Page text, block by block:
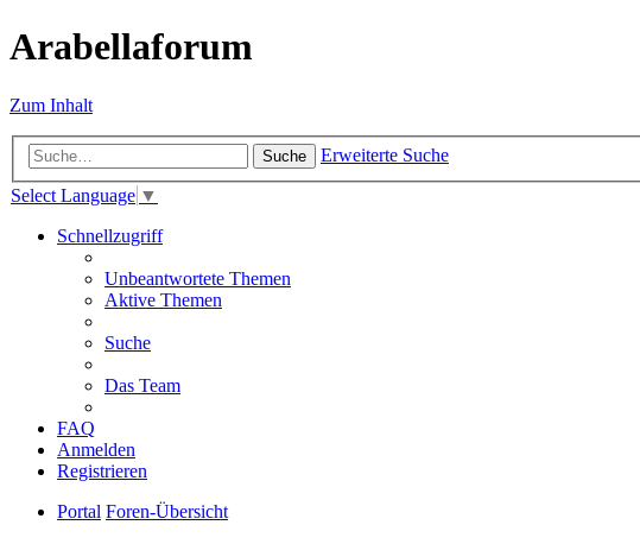
Arabellaforum
Zum Inhalt
Suche
Erweiterte Suche
Select Language ▼
Schnellzugriff
Unbeantwortete Themen
Aktive Themen
Suche
Das Team
FAQ
Anmelden
Registrieren
Portal Foren-Übersicht